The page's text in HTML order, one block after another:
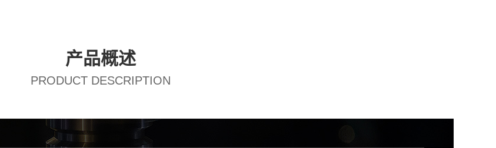
产品概述
PRODUCT DESCRIPTION